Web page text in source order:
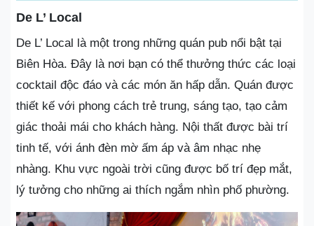
De L’ Local
De L’ Local là một trong những quán pub nổi bật tại
Biên Hòa. Đây là nơi bạn có thể thưởng thức các loại
cocktail độc đáo và các món ăn hấp dẫn. Quán được
thiết kế với phong cách trẻ trung, sáng tạo, tạo cảm
giác thoải mái cho khách hàng. Nội thất được bài trí
tinh tế, với ánh đèn mờ ấm áp và âm nhạc nhẹ
nhàng. Khu vực ngoài trời cũng được bố trí đẹp mắt,
lý tưởng cho những ai thích ngắm nhìn phố phường.